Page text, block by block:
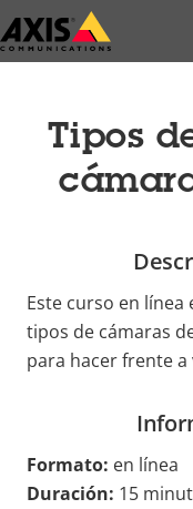
Saltar
al
Tipos
Este curso en
tipos de cámaras
para hacer frente a
Formato: en línea
Duración: 15